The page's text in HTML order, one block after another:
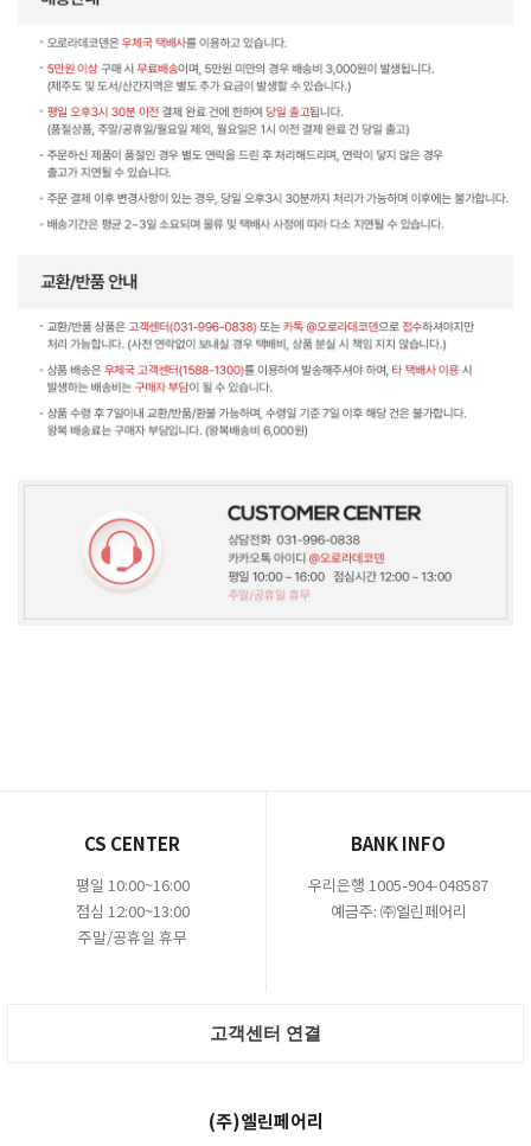
CS CENTER
평일 10:00~16:00
점심 12:00~13:00
주말/공휴일 휴무
BANK INFO
우리은행 1005-904-048587
예금주: ㈜엘린페어리
고객센터 연결
(주)엘린페어리